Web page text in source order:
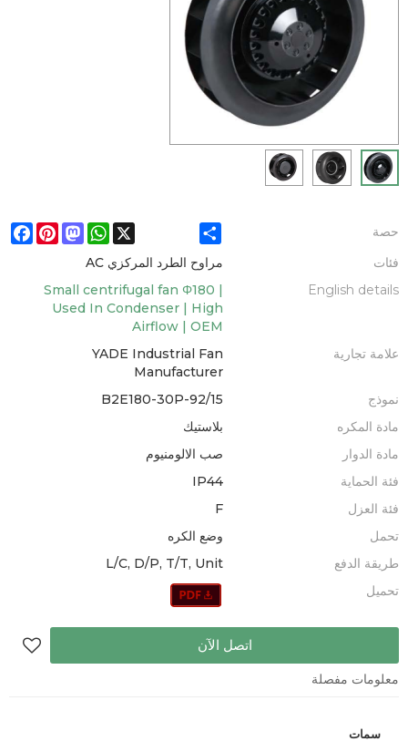
حصة Share
Mastodon
WhatsApp
X
فئات
مراوح الطرد المركزي AC
English details
Small centrifugal fan Φ180 |
Used In Condenser | High
Airflow | OEM
علامة تجارية
YADE Industrial Fan
Manufacturer
نموذج
B2E180-30P-92/15
مادة المكره
بلاستيك
مادة الدوار
صب الالومنيوم
فئة الحماية
IP44
فئة العزل
F
تحمل
وضع الكره
طريقة الدفع
L/C, D/P, T/T, Unit
تحميل
اتصل الآن
معلومات مفصلة
سمات